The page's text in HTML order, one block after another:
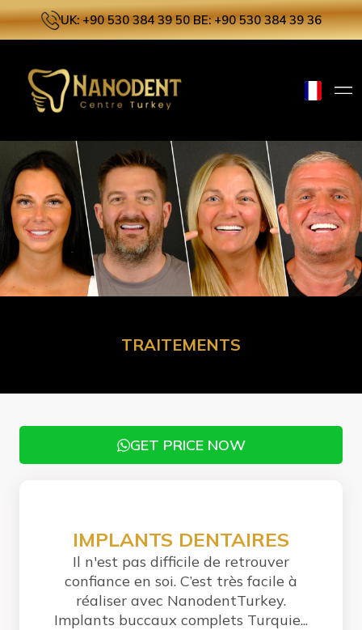
UK: +90 530 384 39 50 BE: +90 530 384 39 36
TRAITEMENTS
GET PRICE NOW
IMPLANTS DENTAIRES
Il n'est pas difficile de retrouver
confiance en soi. C’est très facile à
réaliser avec NanodentTurkey.
Implants buccaux complets Turquie...